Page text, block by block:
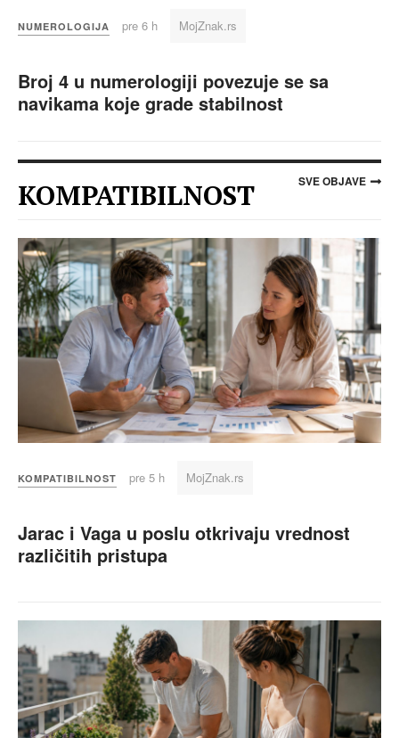
NUMEROLOGIJA pre 6 h MojZnak.rs
Broj 4 u numerologiji povezuje se sa
navikama koje grade stabilnost
KOMPATIBILNOST SVE OBJAVE
KOMPATIBILNOST pre 5 h MojZnak.rs
Jarac i Vaga u poslu otkrivaju vrednost
različitih pristupa